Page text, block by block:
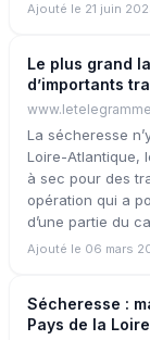
Ajouté le 21 juin
Le plus grand
d’importants
La sécheresse
Loire-Atlantique,
à sec pour des
opération qui a
d’une partie du
Ajouté le 06 mars
Sécheresse :
Pays de la